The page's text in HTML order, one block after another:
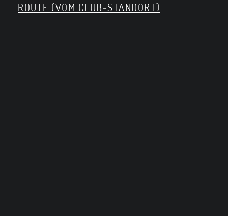
ROUTE (VOM CLUB-STANDORT)